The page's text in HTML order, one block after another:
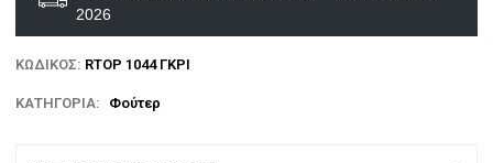
2026
ΚΩΔΙΚΌΣ: RTOP 1044 ΓΚΡΙ
ΚΑΤΗΓΟΡΊΑ: Φούτερ